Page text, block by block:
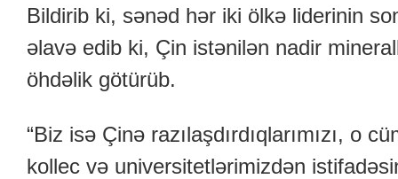
Bildirib ki, sənəd hər iki ölkə liderinin
əlavə edib ki, Çin istənilən nadir
öhdəlik götürüb.
“Biz isə Çinə razılaşdırdıqlarımızı, o
kollec və universitetlərimizdən